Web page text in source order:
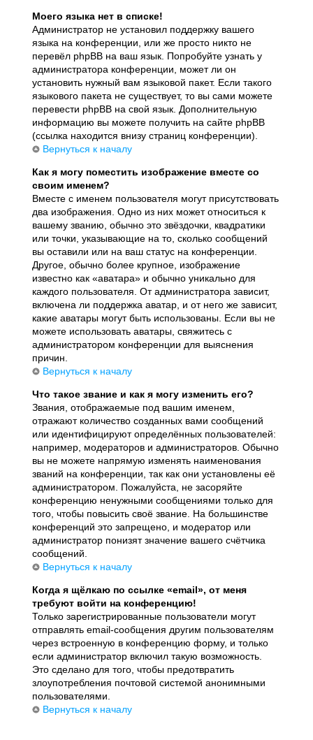
Моего языка нет в списке!
Администратор не установил поддержку вашего
языка на конференции, или же просто никто не
перевёл phpBB на ваш язык. Попробуйте узнать у
администратора конференции, может ли он
установить нужный вам языковой пакет. Если такого
языкового пакета не существует, то вы сами можете
перевести phpBB на свой язык. Дополнительную
информацию вы можете получить на сайте phpBB
(ссылка находится внизу страниц конференции).
Вернуться к началу
Как я могу поместить изображение вместе со
своим именем?
Вместе с именем пользователя могут присутствовать
два изображения. Одно из них может относиться к
вашему званию, обычно это звёздочки, квадратики
или точки, указывающие на то, сколько сообщений
вы оставили или на ваш статус на конференции.
Другое, обычно более крупное, изображение
известно как «аватара» и обычно уникально для
каждого пользователя. От администратора зависит,
включена ли поддержка аватар, и от него же зависит,
какие аватары могут быть использованы. Если вы не
можете использовать аватары, свяжитесь с
администратором конференции для выяснения
причин.
Вернуться к началу
Что такое звание и как я могу изменить его?
Звания, отображаемые под вашим именем,
отражают количество созданных вами сообщений
или идентифицируют определённых пользователей:
например, модераторов и администраторов. Обычно
вы не можете напрямую изменять наименования
званий на конференции, так как они установлены её
администратором. Пожалуйста, не засоряйте
конференцию ненужными сообщениями только для
того, чтобы повысить своё звание. На большинстве
конференций это запрещено, и модератор или
администратор понизят значение вашего счётчика
сообщений.
Вернуться к началу
Когда я щёлкаю по ссылке «email», от меня
требуют войти на конференцию!
Только зарегистрированные пользователи могут
отправлять email-сообщения другим пользователям
через встроенную в конференцию форму, и только
если администратор включил такую возможность.
Это сделано для того, чтобы предотвратить
злоупотребления почтовой системой анонимными
пользователями.
Вернуться к началу